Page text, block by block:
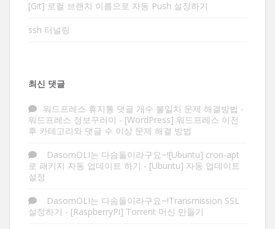
[Git] 로컬 브랜치 이름으로 자동 Push 설정하기
ssh 터널링
최신 댓글
워드프레스 휴지통 댓글 개수 불일치 문제 해결방법 -
워드프레스 정보꾸러미 - [WordPress] 워드프레스 이전
후 카테고리와 댓글 수 이상 문제 해결 방법
DasomOLI는 다솜돌이라구요~![Ubuntu] cron-apt
로 패키지 자동 업데이트 하기 - [Ubuntu] 자동 업데이트
설정
DasomOLI는 다솜돌이라구요~!Transmission SSL
설정하기 - [RaspberryPi] Torrent 머신 만들기